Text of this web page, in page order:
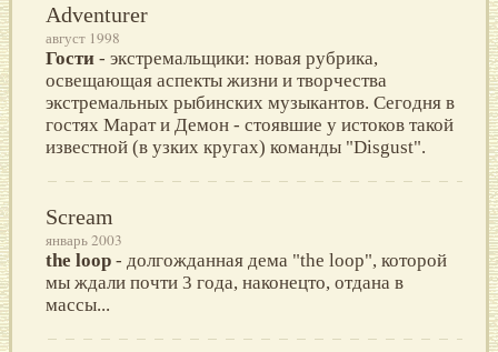
Adventurer
август 1998
Гости - экстремальщики: новая рубрика,
освещающая аспекты жизни и творчества
экстремальных рыбинских музыкантов. Сегодня в
гостях Марат и Демон - стоявшие у истоков такой
известной (в узких кругах) команды "Disgust".
Scream
январь 2003
the loop - долгожданная дема "the loop", которой
мы ждали почти 3 года, наконецто, отдана в
массы...